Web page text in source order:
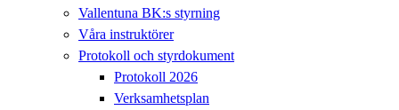
Vallentuna BK:s styrning
Våra instruktörer
Protokoll och styrdokument
Protokoll 2026
Verksamhetsplan